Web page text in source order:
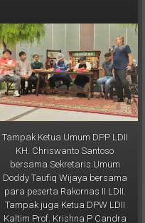
Tampak Ketua Umum DPP LDII
KH. Chriswanto Santoso
bersama Sekretaris Umum
Doddy Taufiq Wijaya bersama
para peserta Rakornas II LDII.
Tampak juga Ketua DPW LDII
Kaltim Prof. Krishna P Candra
(paling kanan). Foto: LINES